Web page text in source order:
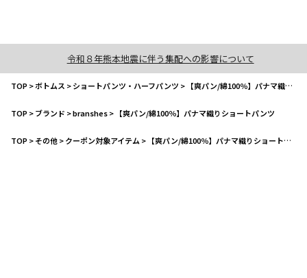
令和８年熊本地震に伴う集配への影響について
TOP>ボトムス >ショートパンツ・ハーフパンツ > 【爽パン/綿100％】パナマ織りショートパンツ
TOP>ブランド >branshes> 【爽パン/綿100％】パナマ織りショートパンツ
TOP>その他>クーポン対象アイテム > 【爽パン/綿100％】パナマ織りショートパンツ